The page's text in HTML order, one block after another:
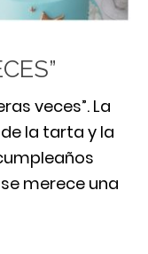
veces”. La
la tarta y la
merece una